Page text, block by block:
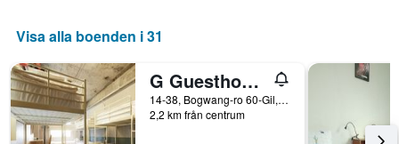
Visa alla boenden i 31
G Guesthouse Itaewon In Seoul
14-38, Bogwang-ro 60-Gil, Yongsan-gu, Söul, Sydkorea
2,2 km från centrum